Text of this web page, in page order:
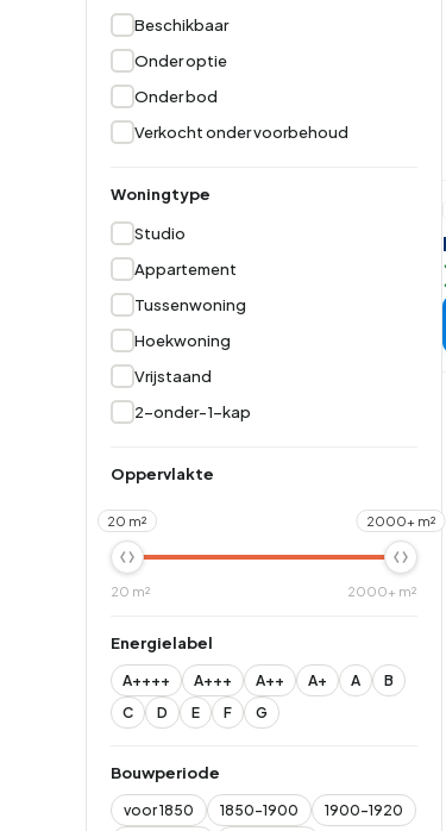
Beschikbaar
Onder optie
Onder bod
Verkocht onder voorbehoud
Woningtype
Studio
Appartement
Tussenwoning
Hoekwoning
Vrijstaand
2-onder-1-kap
Oppervlakte
20 m² 2000+ m²
20 m² 2000+ m²
Energielabel
A++++ A+++ A++ A+ A
B
C
D E F G
Bouwperiode
voor 1850 1850-1900
1900-1920